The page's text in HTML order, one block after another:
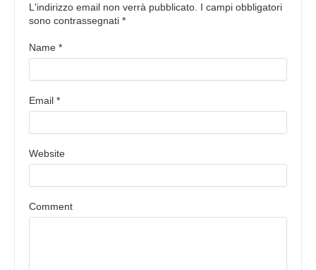
L'indirizzo email non verrà pubblicato. I campi obbligatori
sono contrassegnati *
Name *
Email *
Website
Comment